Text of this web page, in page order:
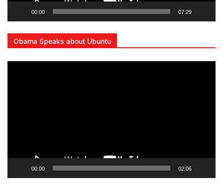
00:00 07:29
Obama Speaks about Ubuntu
00:00 02:06